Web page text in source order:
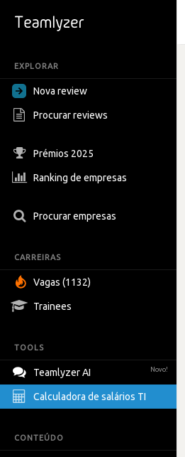
EXPLORAR
Nova review
Procurar reviews
Prémios 2025
Ranking de empresas
Procurar empresas
CARREIRAS
Vagas (1132)
Trainees
TOOLS
Teamlyzer AI Novo!
Calculadora de salários TI
CONTEÚDO